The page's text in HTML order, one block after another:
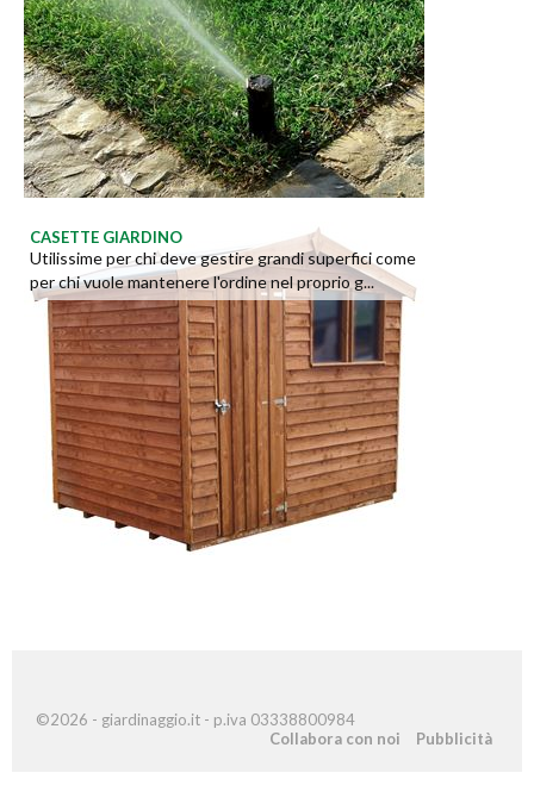
CASETTE GIARDINO
Utilissime per chi deve gestire grandi superfici come
per chi vuole mantenere l'ordine nel proprio g...
©2026 - giardinaggio.it - p.iva 03338800984
Collabora con noi
Pubblicità